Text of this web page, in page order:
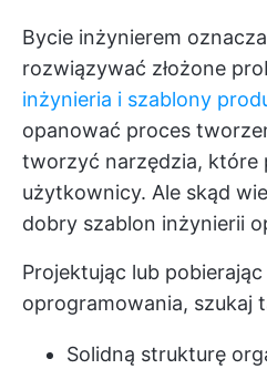
Bycie inżynierem
rozwiązywać złożone
inżynieria i szablony
opanować proces
tworzyć narzędzia, które
użytkownicy. Ale skąd
dobry szablon inżynierii
Projektując lub
oprogramowania, szukaj
Solidną strukturę